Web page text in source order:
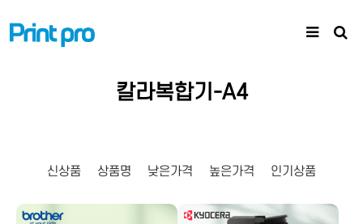
칼라복합기-A4
신상품 상품명 낮은가격 높은가격 인기상품